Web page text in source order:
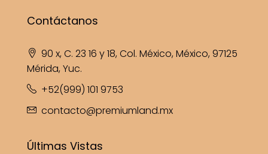
Contáctanos
90 x, C. 23 16 y 18, Col. México, México, 97125
Mérida, Yuc.
+52(999) 101 9753
contacto@premiumland.mx
Últimas Vistas